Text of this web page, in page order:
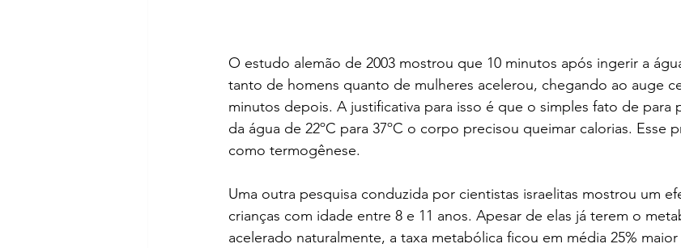
O estudo alemão de 2003 mostrou que 10 minutos após ingerir a
tanto de homens quanto de mulheres acelerou, chegando ao auge
minutos depois. A justificativa para isso é que o simples fato de para
da água de 22ºC para 37ºC o corpo precisou queimar calorias. Esse
como termogênese.
Uma outra pesquisa conduzida por cientistas israelitas mostrou um
crianças com idade entre 8 e 11 anos. Apesar de elas já terem o
acelerado naturalmente, a taxa metabólica ficou em média 25%